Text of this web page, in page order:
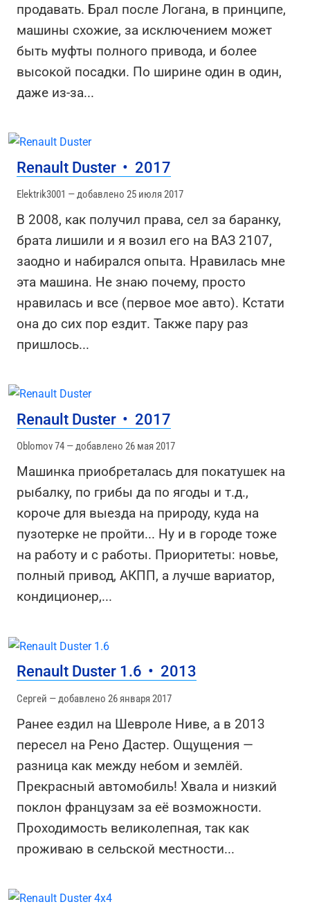
продавать. Брал после Логана, в принципе,
машины схожие, за исключением может
быть муфты полного привода, и более
высокой посадки. По ширине один в один,
даже из-за...
Renault Duster • 2017
Elektrik3001 — добавлено 25 июля 2017
В 2008, как получил права, сел за баранку,
брата лишили и я возил его на ВАЗ 2107,
заодно и набирался опыта. Нравилась мне
эта машина. Не знаю почему, просто
нравилась и все (первое мое авто). Кстати
она до сих пор ездит. Также пару раз
пришлось...
Renault Duster • 2017
Oblomov 74 — добавлено 26 мая 2017
Машинка приобреталась для покатушек на
рыбалку, по грибы да по ягоды и т.д.,
короче для выезда на природу, куда на
пузотерке не пройти... Ну и в городе тоже
на работу и с работы. Приоритеты: новье,
полный привод, АКПП, а лучше вариатор,
кондиционер,...
Renault Duster 1.6 • 2013
Сергей — добавлено 26 января 2017
Ранее ездил на Шевроле Ниве, а в 2013
пересел на Рено Дастер. Ощущения —
разница как между небом и землёй.
Прекрасный автомобиль! Хвала и низкий
поклон французам за её возможности.
Проходимость великолепная, так как
проживаю в сельской местности...